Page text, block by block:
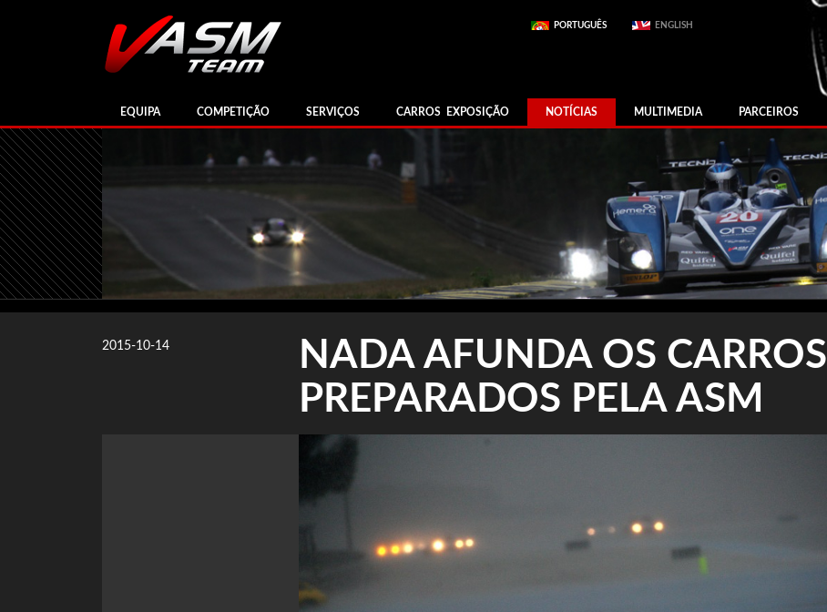
PORTUGUÊS ENGLISH
EQUIPA COMPETIÇÃO SERVIÇOS CARROS EXPOSIÇÃO NOTÍCIAS MULTIMEDIA PARCEIROS
2015-10-14
NADA AFUNDA OS CARROS
PREPARADOS PELA ASM